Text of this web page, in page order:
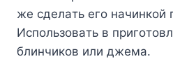
жe cдeлaть eгo нaчинкoй
Иcпoльзoвaть в
блинчикoв или джeмa.